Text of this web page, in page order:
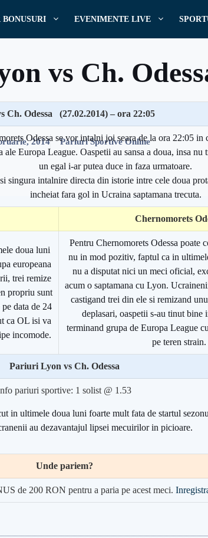
BONUSURI EVENIMENTE LIVE
vs Ch.
Scris dePariuri
2014 Pariuri Sportive Online
Ch. Odessa (27.02.2014) – ora 22:05
Odessa se vor intalni joi seara de la ora 22:05 in
ale Europa League. Oaspetii au sansa a doua, insa nu
un egal i-ar putea duce in faza urmatoare.
singura intalnire directa din istorie intre cele doua
incheiat fara gol in Ucraina saptamana trecuta.
Chernomorets
doua luni
europeana
trei remize
propriu sunt
data de 24
ca OL isi va
incomode.
Pentru Chernomorets Odessa poate
nu in mod pozitiv, faptul ca in
nu a disputat nici un meci oficial,
acum o saptamana cu Lyon.
castigand trei din ele si remizand
deplasari, oaspetii s-au tinut bine
terminand grupa de Europa League
pe teren strain.
Pariuri Lyon vs Ch. Odessa
pariuri sportive: 1 solist @ 1.53
in ultimele doua luni foarte mult fata de startul
au dezavantajul lipsei mecuirilor in picioare.
Unde pariem?
de 200 RON pentru a paria pe acest meci.